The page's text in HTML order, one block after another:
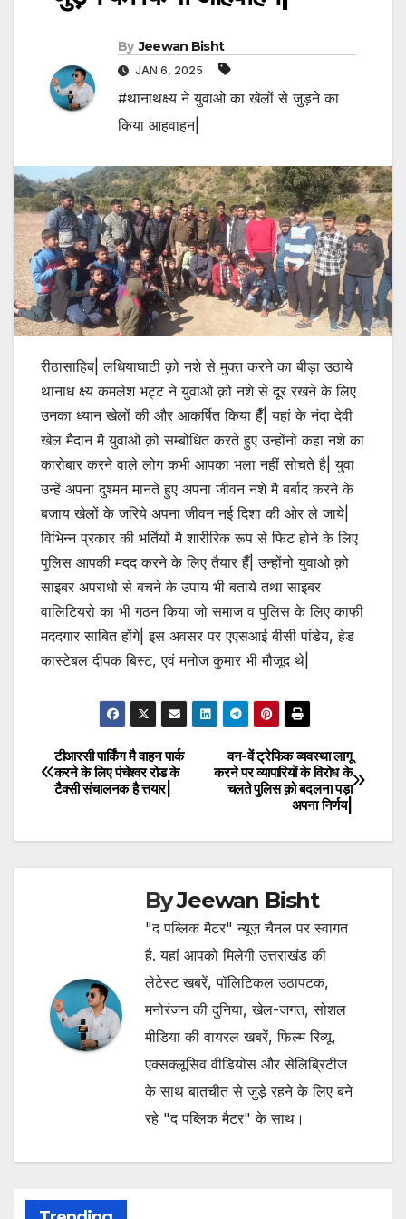
By Jeewan Bisht
JAN 6, 2025
#थानाथक्ष्य ने युवाओ का खेलों से जुड़ने का
किया आहवाहन|
रीठासाहिब| लधियाघाटी क़ो नशे से मुक्त करने का बीड़ा उठाये
थानाध क्ष्य कमलेश भट्ट ने युवाओ क़ो नशे से दूर रखने के लिए
उनका ध्यान खेलों की और आकर्षित किया हैँ| यहां के नंदा देवी
खेल मैदान मै युवाओ क़ो सम्बोधित करते हुए उन्होंनो कहा नशे का
कारोबार करने वाले लोग कभी आपका भला नहीं सोचते है| युवा
उन्हें अपना दुश्मन मानते हुए अपना जीवन नशे मै बर्बाद करने के
बजाय खेलों के जरिये अपना जीवन नई दिशा की ओर ले जाये|
विभिन्न प्रकार की भर्तियों मै शारीरिक रूप से फिट होने के लिए
पुलिस आपकी मदद करने के लिए तैयार हैँ| उन्होंनो युवाओ क़ो
साइबर अपराधो से बचने के उपाय भी बताये तथा साइबर
वालिटियरो का भी गठन किया जो समाज व पुलिस के लिए काफी
मददगार साबित होंगे| इस अवसर पर एएसआई बीसी पांडेय, हेड
कास्टेबल दीपक बिस्ट, एवं मनोज कुमार भी मौजूद थे|
Post
navigation
वन-वें ट्रेफिक व्यवस्था लागू
करने पर व्यापारियों के विरोध के
चलते पुलिस क़ो बदलना पड़ा
अपना निर्णय|
टीआरसी पार्किंग मै वाहन पार्क
करने के लिए पंचेश्वर रोड के
टैक्सी संचालनक है त्तयार|
ByJeewan Bisht
"द पब्लिक मैटर" न्यूज़ चैनल पर स्वागत
है. यहां आपको मिलेगी उत्तराखंड की
लेटेस्ट खबरें, पॉलिटिकल उठापटक,
मनोरंजन की दुनिया, खेल-जगत, सोशल
मीडिया की वायरल खबरें, फिल्म रिव्यू,
एक्सक्लूसिव वीडियोस और सेलिब्रिटीज
के साथ बातचीत से जुड़े रहने के लिए बने
रहे "द पब्लिक मैटर" के साथ।